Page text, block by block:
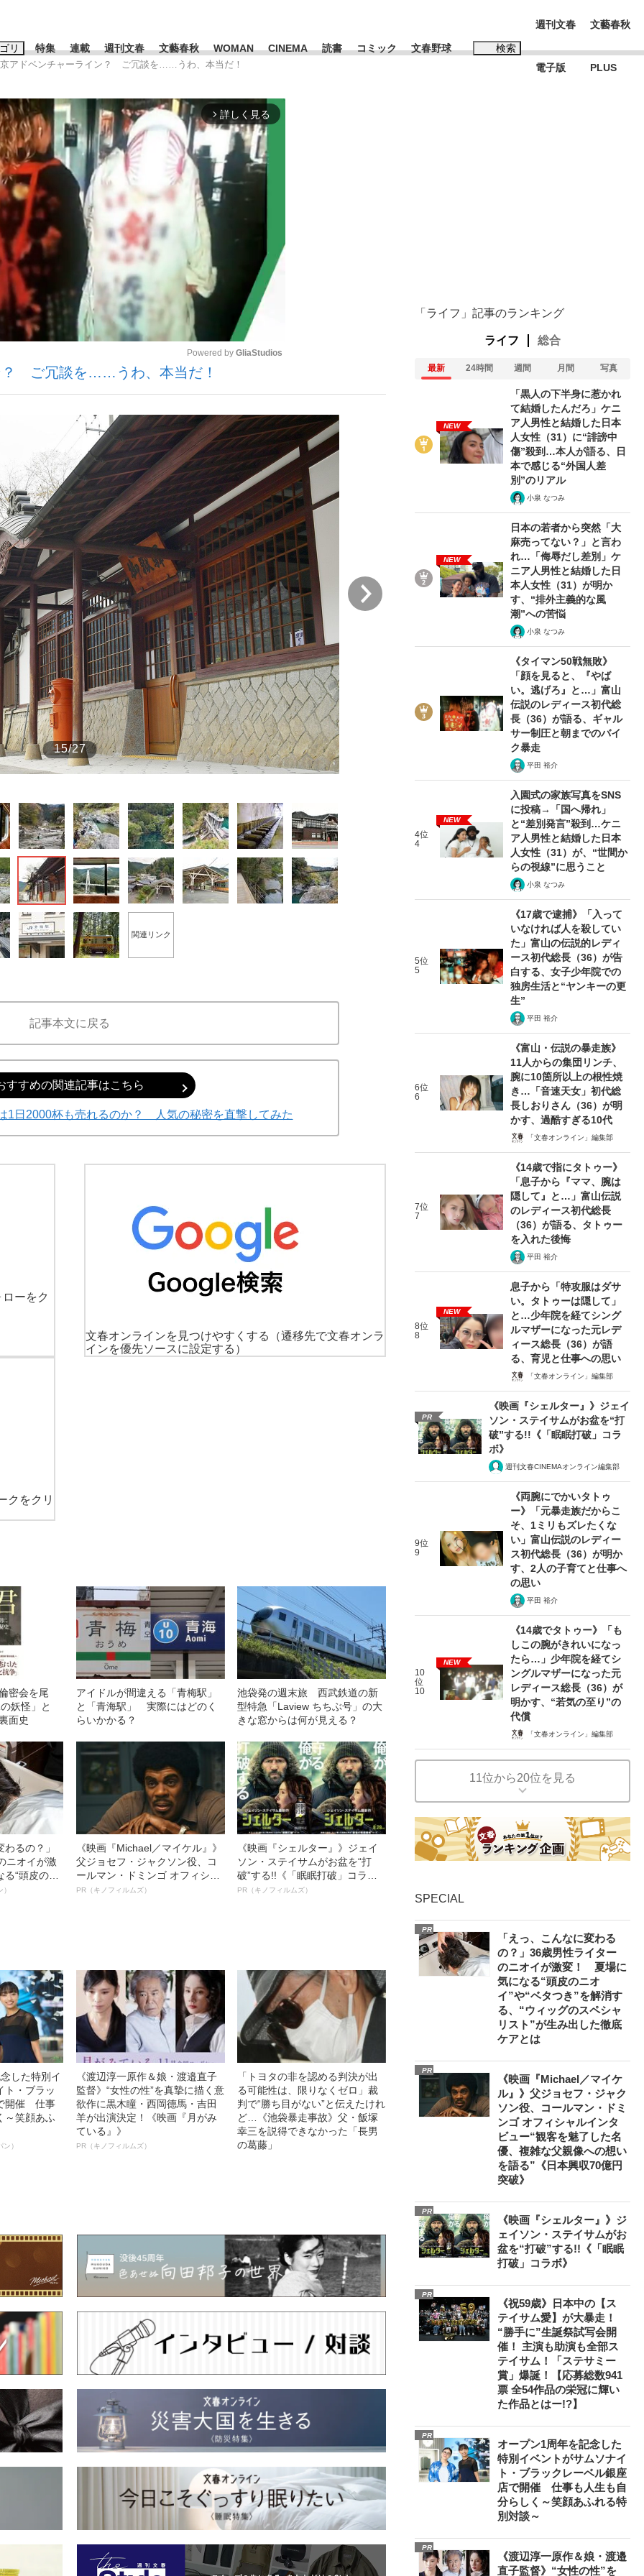
リ
み会、JIN→伊豆の... 「90%は失敗する。でも…」本田圭佑が初めて明かした日本代表監督に...
”の真実 選手が明かす... 「敗因分析は一切聞かれなかった」侍ジャパン選手が証言した“NPB聞...
の国から』倉本聰氏（91...
もっと見る
特集
日本生まれのK-POPアイドルたち
もっと見る
連載 週刊文春 文藝春秋 WOMAN CINEMA 読書 コミック 文春野球 検索
ワードタグ一覧
凌輝 #高市早苗 #後藤真希 #森岡毅 #城彰二 #内田有紀
亀和田武
週刊文春
電子版
文藝春秋
PLUS
アドベンチャーライン？ ご冗談を……うわ、本当だ！
arrow_forward_ios 詳しく見る
Mute
Powered by GliaStudios
？ ご冗談を……うわ、本当だ！
15/27
16/27
関連リンク
記事本文に戻る
すすめの関連記事はこちら
1日2000杯も売れるのか？ 人気の秘密を直撃してみた
ーをク
文春オンラインを見つけやすくする
（遷移先で文春オンラ
インを優先ソースに設定する）
クをクリ
密会を尾
妖怪」と
面史
アイドルが間違える「青梅駅」
と「青海駅」 実際にはどのく
らいかかる？
池袋発の週末旅 西武鉄道の新
型特急「Laview ちちぶ号」の大
きな窓からは何が見える？
るの？」
ニオイが激
“頭皮のニ
解消す
《映画『Michael／マイケル』》
父ジョセフ・ジャクソン役、コ
ールマン・ドミンゴ オフィシャ
ルインタビュー“観客を魅了した
PR（キノフィルムズ）
《映画『シェルター』》ジェイ
ソン・ステイサムがお盆を“打
破”する!!《「眠眠打破」コラ
ボ》
PR（キノフィルムズ）
した特別イ
ト・ブラッ
開催 仕事
～笑顔あふ
）
《渡辺淳一原作＆娘・渡邉直子
監督》“女性の性”を真摯に描く意
欲作に黒木瞳・西岡德馬・吉田
羊が出演決定！《映画『月がみ
ている』》
PR（キノフィルムズ）
「トヨタの非を認める判決が出
る可能性は、限りなくゼロ」裁
判で“勝ち目がない”と伝えたけれ
ど…《池袋暴走事故》父・飯塚
幸三を説得できなかった「長男
の葛藤」
「ライフ」記事のランキング
ライフ 総合
最新 24時間 週間 月間 写真
NEW
「黒人の下半身に惹かれ
て結婚したんだろ」ケニ
ア人男性と結婚した日本
人女性（31）に“誹謗中
傷”殺到…本人が語る、日
本で感じる“外国人差
別”のリアル
小泉 なつみ
NEW
日本の若者から突然「大
麻売ってない？」と言わ
れ…「侮辱だし差別」ケ
ニア人男性と結婚した日
本人女性（31）が明か
す、“排外主義的な風
潮”への苦悩
小泉 なつみ
《タイマン50戦無敗》
「顔を見ると、『やば
い。逃げろ』と…」富山
伝説のレディース初代総
長（36）が語る、ギャル
サー制圧と朝までのバイ
ク暴走
平田 裕介
4位
4
NEW
入園式の家族写真をSNS
に投稿→「国へ帰れ」
と“差別発言”殺到…ケニ
ア人男性と結婚した日本
人女性（31）が、“世間か
らの視線”に思うこと
小泉 なつみ
5位
5
《17歳で逮捕》「入って
いなければ人を殺してい
た」富山の伝説的レディ
ース初代総長（36）が告
白する、女子少年院での
独房生活と“ヤンキーの更
生”
平田 裕介
6位
6
《富山・伝説の暴走族》
11人からの集団リンチ、
腕に10箇所以上の根性焼
き…「音速天女」初代総
長しおりさん（36）が明
かす、過酷すぎる10代
「文春オンライン」編集部
7位
7
《14歳で指にタトゥー》
「息子から『ママ、腕は
隠して』と…」富山伝説
のレディース初代総長
（36）が語る、タトゥー
を入れた後悔
平田 裕介
8位
8
NEW
息子から「特攻服はダサ
い。タトゥーは隠して」
と…少年院を経てシング
ルマザーになった元レデ
ィース総長（36）が語
る、育児と仕事への思い
「文春オンライン」編集部
PR
《映画『シェルター』》ジェイ
ソン・ステイサムがお盆を“打
破”する!!《「眠眠打破」コラ
ボ》
週刊文春CINEMAオンライン編集部
9位
9
《両腕にでかいタトゥ
ー》「元暴走族だからこ
そ、1ミリもズレたくな
い」富山伝説のレディー
ス初代総長（36）が明か
す、2人の子育てと仕事へ
の思い
平田 裕介
10
位
10
NEW
《14歳でタトゥー》「も
しこの腕がきれいになっ
たら…」少年院を経てシ
ングルマザーになった元
レディース総長（36）が
明かす、“若気の至り”の
代償
「文春オンライン」編集部
11位から20位を見る
SPECIAL
PR
「えっ、こんなに変わる
の？」36歳男性ライター
のニオイが激変！ 夏場に
気になる“頭皮のニオ
イ”や“ベタつき”を解消す
る、“ウィッグのスペシャ
リスト”が生み出した徹底
ケアとは
PR
《映画『Michael／マイケ
ル』》父ジョセフ・ジャク
ソン役、コールマン・ドミ
ンゴ オフィシャルインタ
ビュー“観客を魅了した名
優、複雑な父親像への想い
を語る”《日本興収70億円
突破》
PR
《映画『シェルター』》ジ
ェイソン・ステイサムがお
盆を“打破”する!!《「眠眠
打破」コラボ》
PR
《祝59歳》日本中の【ス
テイサム愛】が大暴走！
“勝手に”生誕祭試写会開
催！ 主演も助演も全部ス
テイサム！「ステサミー
賞」爆誕！【応募総数941
票 全54作品の栄冠に輝い
た作品とはー!?】
PR
オープン1周年を記念した
特別イベントがサムソナイ
ト・ブラックレーベル銀座
店で開催 仕事も人生も自
分らしく～笑顔あふれる特
別対談～
PR
《渡辺淳一原作＆娘・渡邉
直子監督》“女性の性”を